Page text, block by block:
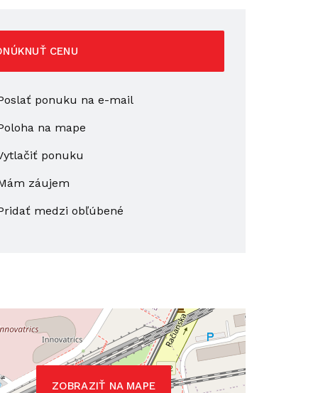
CENU
ponuku na e-mail
na mape
ponuku
záujem
medzi obľúbené
ZOBRAZIŤ NA MAPE